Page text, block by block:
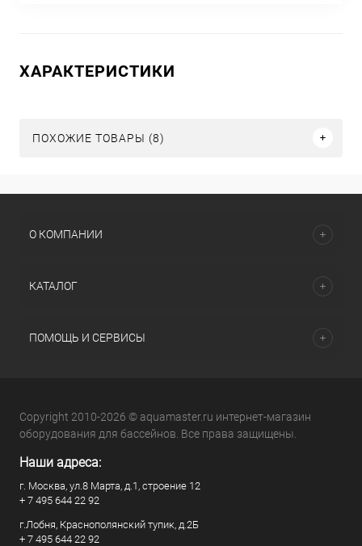
ХАРАКТЕРИСТИКИ
ПОХОЖИЕ ТОВАРЫ (8)
О КОМПАНИИ
КАТАЛОГ
ПОМОЩЬ И СЕРВИСЫ
Copyright 2010-2026 © aquamaster.ru интернет-магазин
оборудования для бассейнов. Все права защищены.
Наши адреса:
г. Москва, ул.8 Марта, д.1, строение 12
+ 7 495 644 22 92
г.Лобня, Краснополянский тупик, д.2Б
+ 7 495 644 22 92